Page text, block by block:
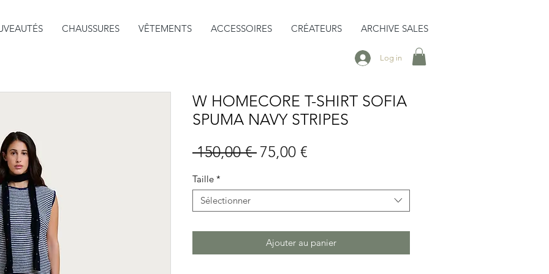
CHAUSSURES VÊTEMENTS ACCESSOIRES CRÉATEURS ARCHIVE SALES
Log in
W HOMECORE T-SHIRT SOFIA
SPUMA NAVY STRIPES
150,00 € Prix
75,00 €
Taille *
Sélectionner
Ajouter au panier